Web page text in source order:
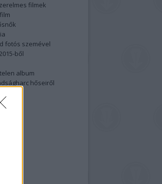
filmek
fotós szemével
ből
album
hőseiről